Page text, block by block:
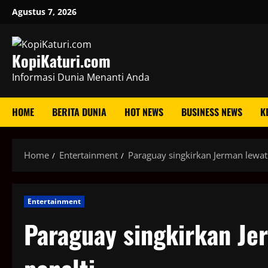
Skip
content
Agustus 7, 2026
KopiKaturi.com
Informasi Dunia Menanti Anda
HOME BERITA DUNIA HOT NEWS BUSINESS NEWS
Home Entertainment Paraguay singkirkan Jerman
Entertainment
Paraguay singkirkan